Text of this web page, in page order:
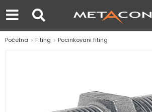
Početna Fiting Pocinkovani fiting